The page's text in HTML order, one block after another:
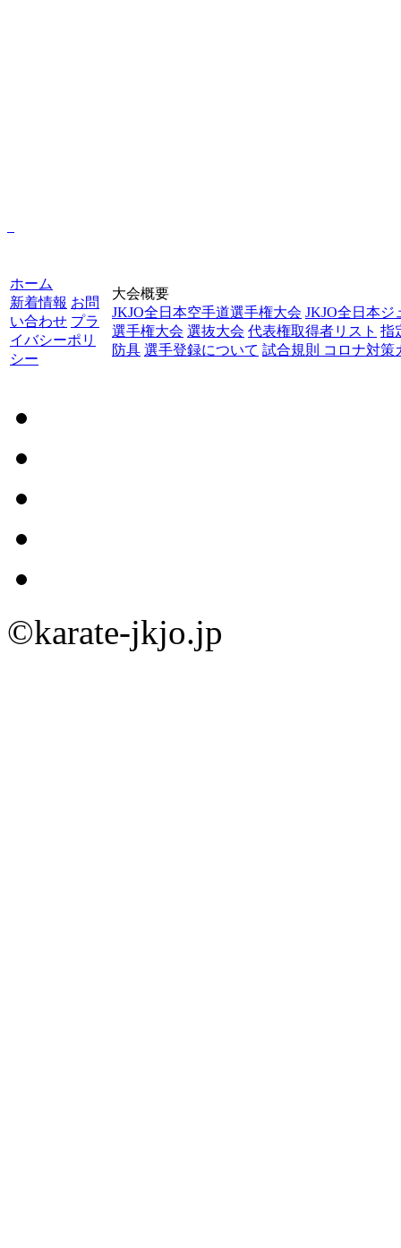
ホーム
新着情報 お問
い合わせ プラ
イバシーポリ
シー
大会概要
JKJO全日本空手道選手権大会 JKJO全日本ジ
選手権大会 選抜大会 代表権取得者リスト 指
防具 選手登録について 試合規則 コロナ対策
©karate-jkjo.jp